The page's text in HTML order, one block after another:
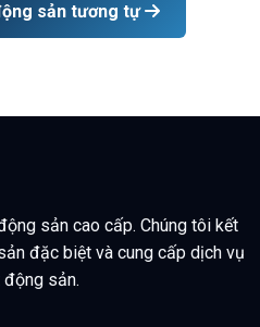
sản tương tự
sản cao cấp. Chúng tôi kết
đặc biệt và cung cấp dịch vụ
sản.